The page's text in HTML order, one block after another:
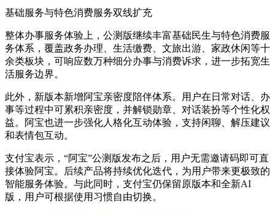
基础服务与特色消费服务双线扩充
整体办事服务体验上，公测版继续丰富基础民生与特色消费服
务体系，覆盖政务办理、生活缴费、文旅出游、家政休闲等十
余类板块，可响应数万种细分办事与消费诉求，进一步拓宽生
活服务边界。
此外，新版本新增阿宝亲密度陪伴体系。用户在日常对话、办
事等过程中可累积亲密度，并解锁勋章、对话装扮等个性化权
益。阿宝也进一步强化人格化互动体验，支持闲聊、解压建议
和表情包互动。
支付宝表示，“阿宝”公测版发布之后，用户无需邀请码即可直
接体验阿宝。后续产品将持续优化迭代，为用户带来更极致的
智能服务体验。与此同时，支付宝仍保留原版本和全新AI
版，用户可根据使用习惯自由切换。